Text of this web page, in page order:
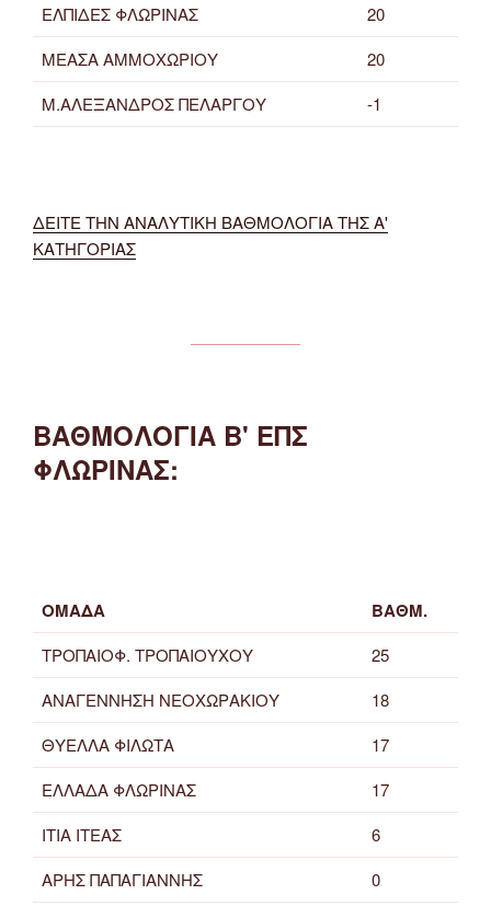
ΕΛΠΙΔΕΣ ΦΛΩΡΙΝΑΣ
20
ΜΕΑΣΑ ΑΜΜΟΧΩΡΙΟΥ
20
Μ.ΑΛΕΞΑΝΔΡΟΣ ΠΕΛΑΡΓΟΥ
-1
ΔΕΙΤΕ ΤΗΝ ΑΝΑΛΥΤΙΚΗ ΒΑΘΜΟΛΟΓΙΑ ΤΗΣ Α'
ΚΑΤΗΓΟΡΙΑΣ
ΒΑΘΜΟΛΟΓΙΑ Β' ΕΠΣ
ΦΛΩΡΙΝΑΣ:
ΟΜΑΔΑ ΒΑΘΜ.
ΤΡΟΠΑΙΟΦ. ΤΡΟΠΑΙΟΥΧΟΥ
25
ΑΝΑΓΕΝΝΗΣΗ ΝΕΟΧΩΡΑΚΙΟΥ
18
ΘΥΕΛΛΑ ΦΙΛΩΤΑ
17
ΕΛΛΑΔΑ ΦΛΩΡΙΝΑΣ
17
ΙΤΙΑ ΙΤΕΑΣ
6
ΑΡΗΣ ΠΑΠΑΓΙΑΝΝΗΣ
0